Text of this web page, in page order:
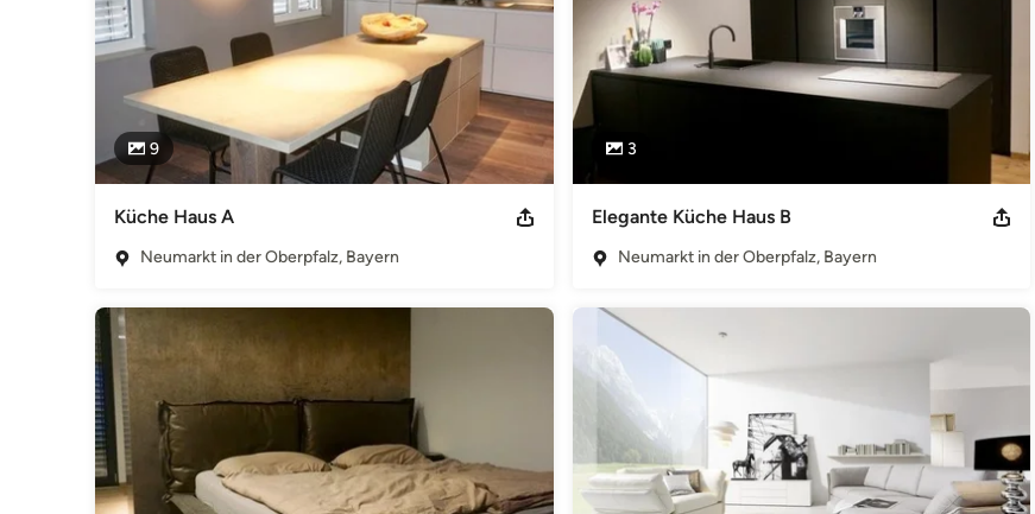
9
Küche Haus A
Neumarkt in der Oberpfalz, Bayern
3
Elegante Küche Haus B
Neumarkt in der Oberpfalz, Bayern